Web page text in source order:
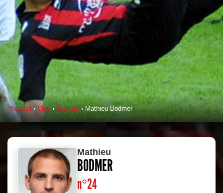
Accueil › Club › Joueurs › Mathieu Bodmer
Mathieu
BODMER
n°24